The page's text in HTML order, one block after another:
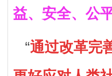
益、安全、公
“通过改革完